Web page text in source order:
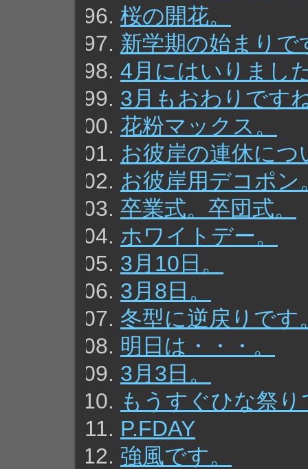
桜の開花。
新学期の始まりで
4月にはいりまし
3月もおわりです
花粉マックス。
お彼岸の連休につ
お彼岸用デコポン
卒業式。卒団式。
ホワイトデー。
3月10日。
3月8日。
冬型に逆戻りです
明日は・・・。
3月3日。
もうすぐひな祭り
P.FDAY
強風です。